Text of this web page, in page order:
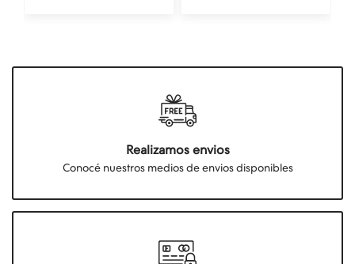
Realizamos envios
Conocé nuestros medios de envios disponibles